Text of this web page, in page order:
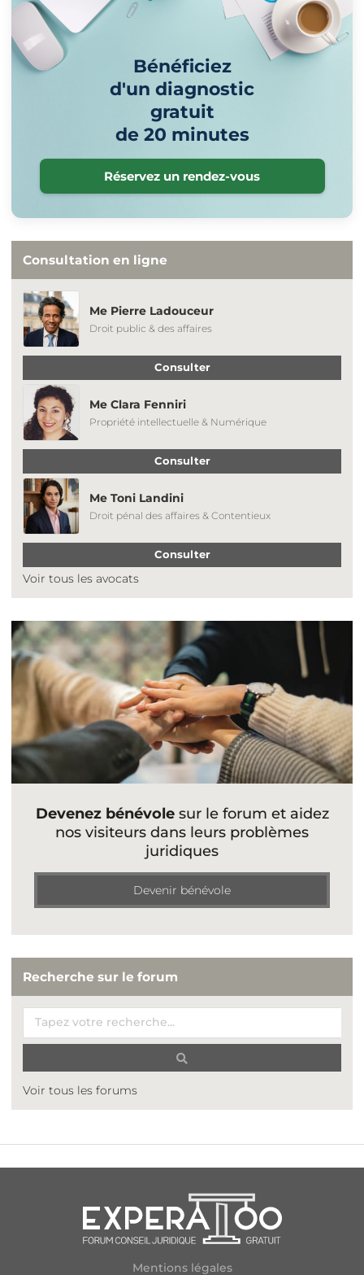
Bénéficiez
d'un diagnostic
gratuit
de 20 minutes
Réservez un rendez-vous
Consultation en ligne
Me Pierre Ladouceur
Droit public & des affaires
Consulter
Me Clara Fenniri
Propriété intellectuelle & Numérique
Consulter
Me Toni Landini
Droit pénal des affaires & Contentieux
Consulter
Voir tous les avocats
Devenez bénévolesur le forum et aidez
nos visiteurs dans leurs problèmes
juridiques
Devenir bénévole
Recherche sur le forum
Voir tous les forums
Mentions légales